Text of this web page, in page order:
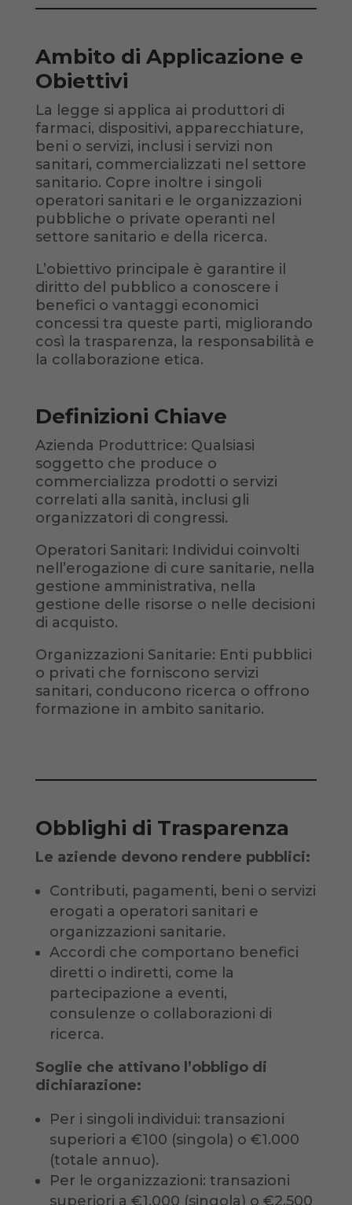
Ambito di Applicazione e
Obiettivi
La legge si applica ai produttori di
farmaci, dispositivi, apparecchiature,
beni o servizi, inclusi i servizi non
sanitari, commercializzati nel settore
sanitario. Copre inoltre i singoli
operatori sanitari e le organizzazioni
pubbliche o private operanti nel
settore sanitario e della ricerca.
L’obiettivo principale è garantire il
diritto del pubblico a conoscere i
benefici o vantaggi economici
concessi tra queste parti, migliorando
così la trasparenza, la responsabilità e
la collaborazione etica.
Definizioni Chiave
Azienda Produttrice: Qualsiasi
soggetto che produce o
commercializza prodotti o servizi
correlati alla sanità, inclusi gli
organizzatori di congressi.
Operatori Sanitari: Individui coinvolti
nell’erogazione di cure sanitarie, nella
gestione amministrativa, nella
gestione delle risorse o nelle decisioni
di acquisto.
Organizzazioni Sanitarie: Enti pubblici
o privati che forniscono servizi
sanitari, conducono ricerca o offrono
formazione in ambito sanitario.
Obblighi di Trasparenza
Le aziende devono rendere pubblici:
Contributi, pagamenti, beni o servizi
erogati a operatori sanitari e
organizzazioni sanitarie.
Accordi che comportano benefici
diretti o indiretti, come la
partecipazione a eventi,
consulenze o collaborazioni di
ricerca.
Soglie che attivano l’obbligo di
dichiarazione:
Per i singoli individui: transazioni
superiori a €100 (singola) o €1.000
(totale annuo).
Per le organizzazioni: transazioni
superiori a €1.000 (singola) o €2.500